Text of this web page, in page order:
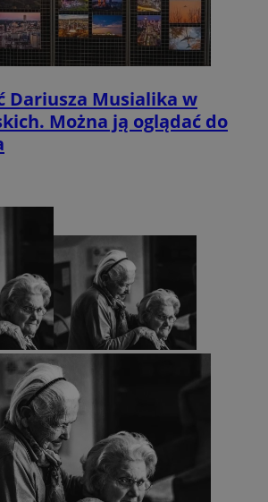
Dariusza Musialika w
Można ją oglądać do